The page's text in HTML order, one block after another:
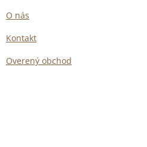
O nás
Kontakt
Overený obchod